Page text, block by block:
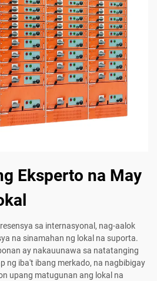
Eksperto na May
sa internasyonal, nag-aalok
na sinamahan ng lokal na suporta.
ay nakauunawa sa natatanging
ng iba't ibang merkado, na nagbibigay
upang matugunan ang lokal na